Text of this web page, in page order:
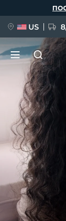
US
НОВИНКА
FAQ™ Pure
BREAKING
issa™
Язык
English
Français
Polski
Türkçe